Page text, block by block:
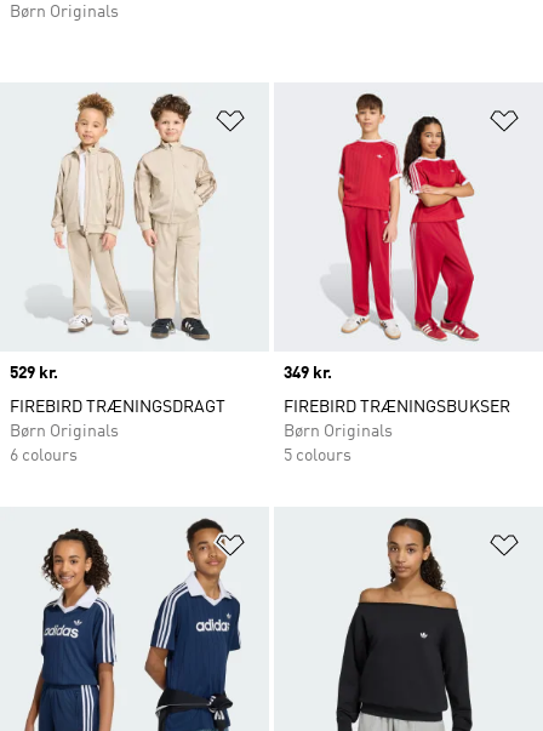
Føj til ønskeliste
Price
529 kr.
FIREBIRD TRÆNINGSDRAGT
Børn Originals
6 colours
Price
349 kr.
FIREBIRD TRÆNINGSBUKSER
Børn Originals
5 colours
Føj til ønskeliste
Børn Originals